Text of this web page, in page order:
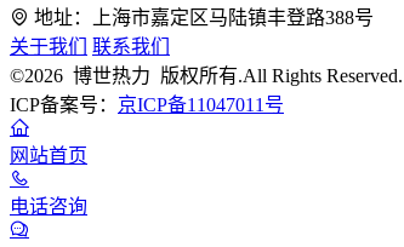
地址：上海市嘉定区马陆镇丰登路388号
关于我们
联系我们
©2026 博世热力 版权所有.All Rights Reserved.
ICP备案号： 京ICP备11047011号
网站首页
电话咨询